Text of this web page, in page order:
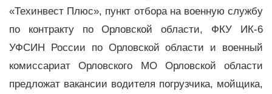
«Техинвест Плюс», пункт отбора на военную службу
по контракту по Орловской области, ФКУ ИК-6
УФСИН России по Орловской области и военный
комиссариат Орловского МО Орловской области
предложат вакансии водителя погрузчика, мойщика,